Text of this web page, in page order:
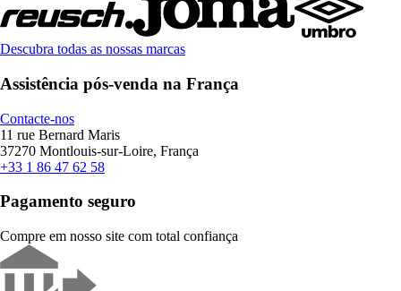
Descubra todas as nossas marcas
Assistência pós-venda na França
Contacte-nos
11 rue Bernard Maris
37270 Montlouis-sur-Loire, França
+33 1 86 47 62 58
Pagamento seguro
Compre em nosso site com total confiança